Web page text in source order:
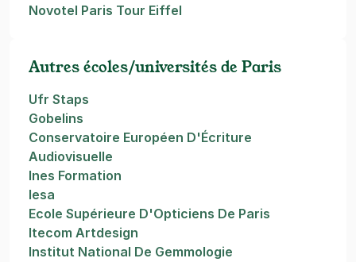
Novotel Paris Tour Eiffel
Autres écoles/universités de Paris
Ufr Staps
Gobelins
Conservatoire Européen D'Écriture
Audiovisuelle
Ines Formation
Iesa
Ecole Supérieure D'Opticiens De Paris
Itecom Artdesign
Institut National De Gemmologie